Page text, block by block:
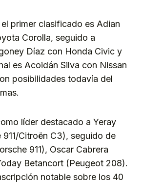
primer clasificado es Adian
Corolla, seguido a
Díaz con Honda Civic y
es Acoidán Silva con Nissan
posibilidades todavía del
líder destacado a Yeray
911/Citroën C3), seguido de
911), Oscar Cabrera
Betancort (Peugeot 208).
notable sobre los 40